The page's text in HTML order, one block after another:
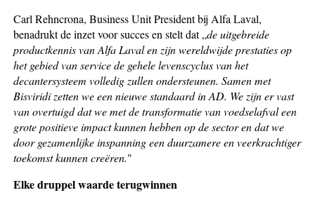
Carl Rehncrona, Business Unit President bij Alfa Laval,
benadrukt de inzet voor succes en stelt dat „de uitgebreide
productkennis van Alfa Laval en zijn wereldwijde prestaties op
het gebied van service de gehele levenscyclus van het
decantersysteem volledig zullen ondersteunen. Samen met
Bisviridi zetten we een nieuwe standaard in AD. We zijn er vast
van overtuigd dat we met de transformatie van voedselafval een
grote positieve impact kunnen hebben op de sector en dat we
door gezamenlijke inspanning een duurzamere en veerkrachtiger
toekomst kunnen creëren."
Elke druppel waarde terugwinnen